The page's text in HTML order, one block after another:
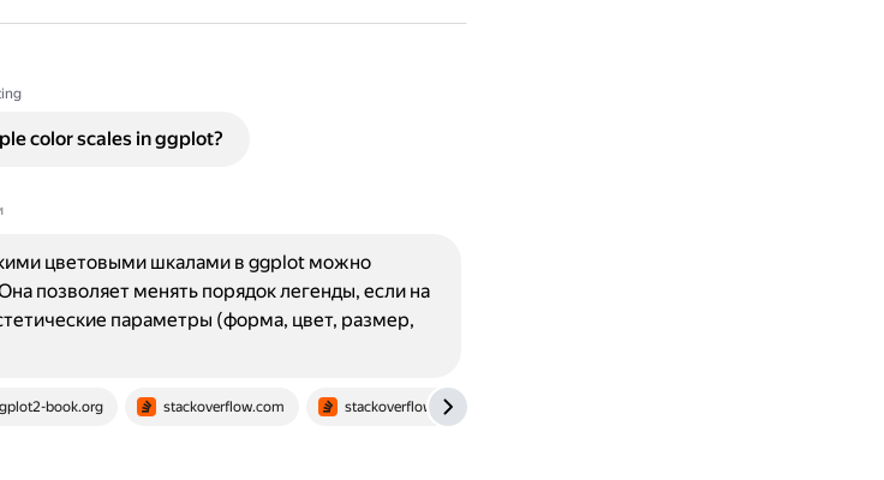
color scales in ggplot?
book.org stackoverflow.com stackoverflow.com
цветовыми шкалами в ggplot можно
позволяет менять порядок легенды, если на
параметры (форма, цвет, размер,